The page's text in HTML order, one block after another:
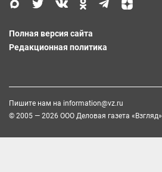
Полная версия сайта
Редакционная политика
Пишите нам на information@vz.ru
© 2005 — 2026 ООО Деловая газета «Взгляд»